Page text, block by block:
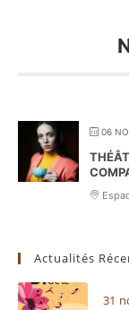
06
Actualités
31